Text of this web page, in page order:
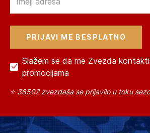
Slažem se da me Zvezda
promocijama
⭐ 38502 zvezdaša se prijavilo u toku